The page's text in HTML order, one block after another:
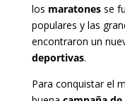
los maratonesse
populares y las
encontraron un
deportivas.
Para conquistar el